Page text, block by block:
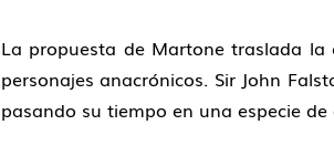
La propuesta de Martone traslada
personajes anacrónicos. Sir John
pasando su tiempo en una especie